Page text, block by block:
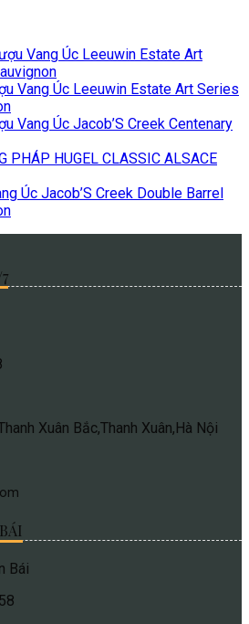
Vang Úc Leeuwin Estate Art
Vang Úc Leeuwin Estate Art Series
Vang Úc Jacob’S Creek Centenary
PHÁP HUGEL CLASSIC ALSACE
Úc Jacob’S Creek Double Barrel
Xuân Bắc,Thanh Xuân,Hà Nội
Bái